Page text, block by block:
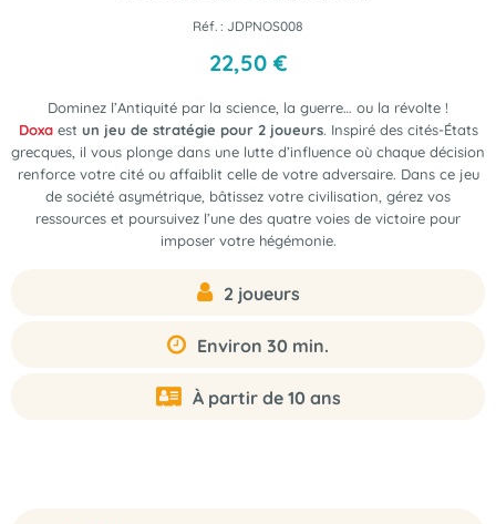
Réf. : JDPNOS008
22,50 €
Dominez l’Antiquité par la science, la guerre… ou la révolte !
Doxaest un jeu de stratégie pour 2 joueurs. Inspiré des cités-États
grecques, il vous plonge dans une lutte d’influence où chaque décision
renforce votre cité ou affaiblit celle de votre adversaire. Dans ce jeu
de société asymétrique, bâtissez votre civilisation, gérez vos
ressources et poursuivez l’une des quatre voies de victoire pour
imposer votre hégémonie.
2 joueurs
Environ 30 min.
À partir de 10 ans